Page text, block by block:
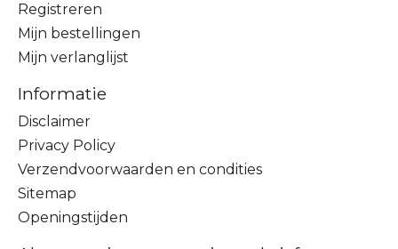
Registreren
Mijn bestellingen
Mijn verlanglijst
Informatie
Disclaimer
Privacy Policy
Verzendvoorwaarden en condities
Sitemap
Openingstijden